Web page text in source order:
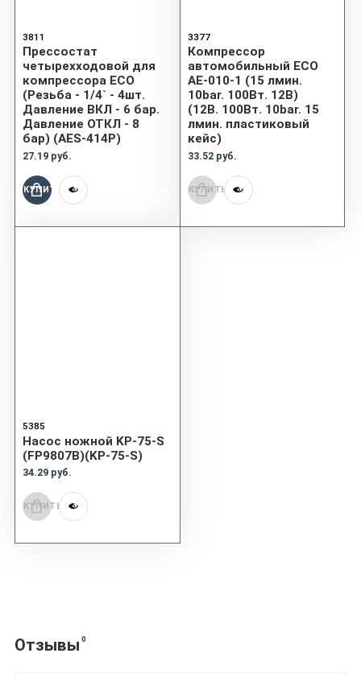
3811
Прессостат
четырехходовой для
компрессора ECO
(Резьба - 1/4` - 4шт.
Давление ВКЛ - 6 бар.
Давление ОТКЛ - 8
бар) (AES-414P)
27.19 руб.
КУПИТЬ
3377
Компрессор
автомобильный ECO
AE-010-1 (15 лмин.
10bar. 100Вт. 12В)
(12В. 100Вт. 10bar. 15
лмин. пластиковый
кейс)
33.52 руб.
КУПИТЬ
5385
Насос ножной KP-75-S
(FP9807B)(KP-75-S)
34.29 руб.
КУПИТЬ
Отзывы 0